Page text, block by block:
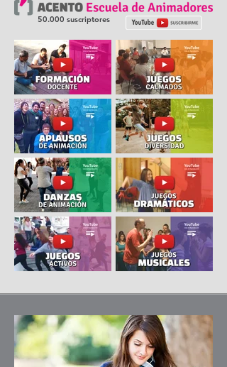
50.000 suscriptores